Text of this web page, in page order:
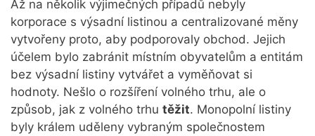
Až na několik výjimečných případů nebyly
korporace s výsadní listinou a centralizované měny
vytvořeny proto, aby podporovaly obchod. Jejich
účelem bylo zabránit místním obyvatelům a entitám
bez výsadní listiny vytvářet a vyměňovat si
hodnoty. Nešlo o rozšíření volného trhu, ale o
způsob, jak z volného trhu těžit. Monopolní listiny
byly králem uděleny vybraným společnostem